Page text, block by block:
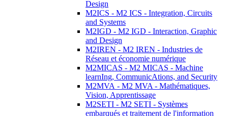
Design
M2ICS - M2 ICS - Integration, Circuits
and Systems
M2IGD - M2 IGD - Interaction, Graphic
and Design
M2IREN - M2 IREN - Industries de
Réseau et économie numérique
M2MICAS - M2 MICAS - Machine
learnIng, CommunicAtions, and Security
M2MVA - M2 MVA - Mathématiques,
Vision, Apprentissage
M2SETI - M2 SETI - Systèmes
embarqués et traitement de l'information